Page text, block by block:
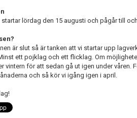
lördag den 15 augusti och pågår till
är slut så är tanken att vi startar upp
ett pojklag och ett flicklag. Om
vintern för att sedan gå ut igen under våren.
och så kör vi igång igen i april.